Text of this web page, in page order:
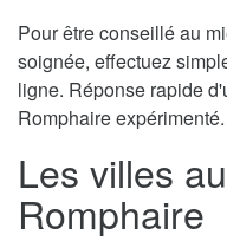
Pour être conseillé au
soignée, effectuez
ligne. Réponse rapide
Romphaire expérimenté.
Les villes
Romphaire